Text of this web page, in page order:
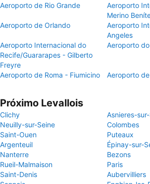
Aeroporto de Rio Grande
Aeroporto
Merino
Aeroporto de Orlando
Aeroporto
Angeles
Aeroporto Internacional do
Recife/Guararapes - Gilberto
Freyre
Aeroporto
Aeroporto de Roma - Fiumicino Aeroporto
Próximo Levallois
Clichy
Asnieres-
Neuilly-sur-Seine
Colombes
Saint-Ouen
Puteaux
Argenteuil
Épinay-sur-
Nanterre
Bezons
Rueil-Malmaison
Paris
Saint-Denis
Aubervilliers